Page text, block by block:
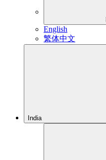
English
繁体中文
India